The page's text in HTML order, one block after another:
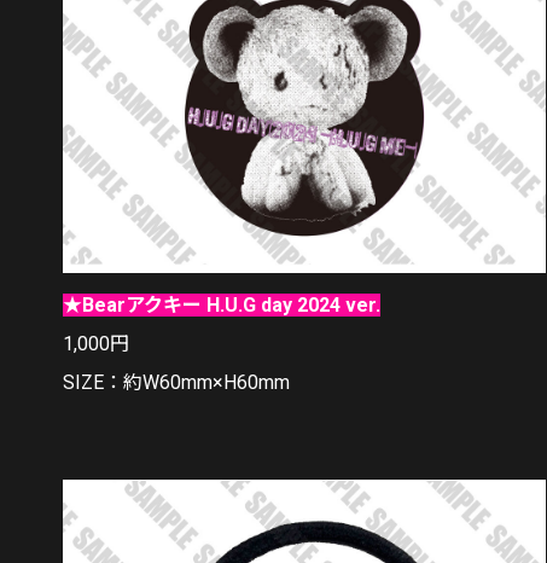
★Bearアクキー H.U.G day 2024 ver.
1,000円
SIZE：約W60mm×H60mm